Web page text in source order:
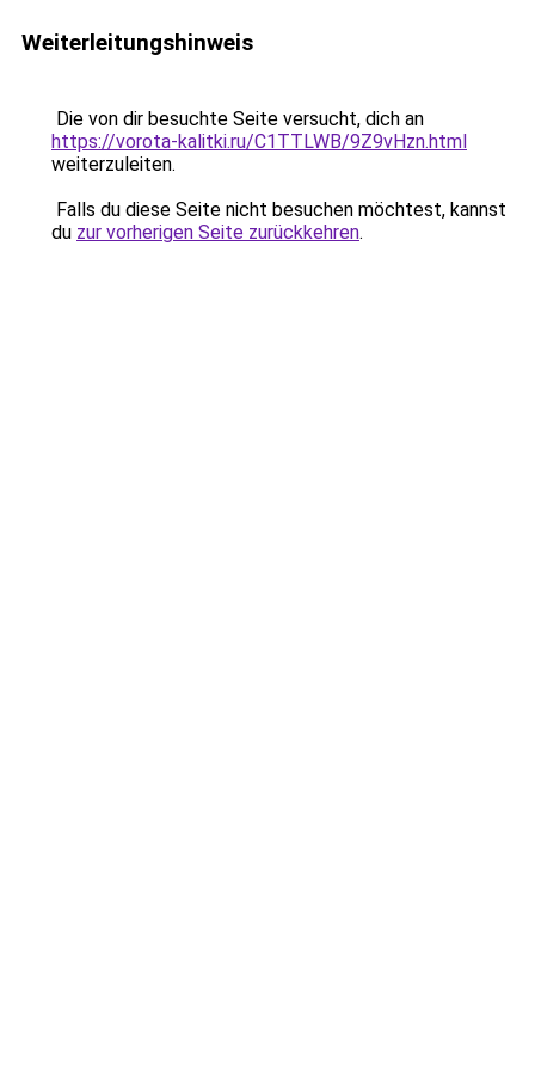
Weiterleitungshinweis
Die von dir besuchte Seite versucht, dich an
https://vorota-kalitki.ru/C1TTLWB/9Z9vHzn.html
weiterzuleiten.
Falls du diese Seite nicht besuchen möchtest, kannst
du zur vorherigen Seite zurückkehren.